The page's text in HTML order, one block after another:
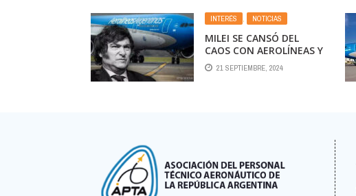
INTERÉS NOTICIAS
MILEI SE CANSÓ DEL
CAOS CON AEROLÍNEAS Y
BUSCA ACELERAR SU
PRIVATIZACIÓN EN EL
21 SEPTIEMBRE, 2024